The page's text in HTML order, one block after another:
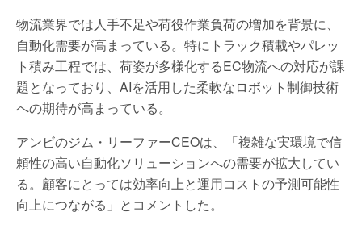
物流業界では人手不足や荷役作業負荷の増加を背景に、
自動化需要が高まっている。特にトラック積載やパレッ
ト積み工程では、荷姿が多様化するEC物流への対応が課
題となっており、AIを活用した柔軟なロボット制御技術
への期待が高まっている。
アンビのジム・リーファーCEOは、「複雑な実環境で信
頼性の高い自動化ソリューションへの需要が拡大してい
る。顧客にとっては効率向上と運用コストの予測可能性
向上につながる」とコメントした。